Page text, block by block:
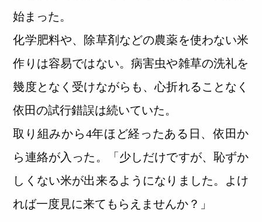
始まった。
化学肥料や、除草剤などの農薬を使わない米
作りは容易ではない。病害虫や雑草の洗礼を
幾度となく受けながらも、心折れることなく
依田の試行錯誤は続いていた。
取り組みから4年ほど経ったある日、依田か
ら連絡が入った。「少しだけですが、恥ずか
しくない米が出来るようになりました。よけ
れば一度見に来てもらえませんか？」